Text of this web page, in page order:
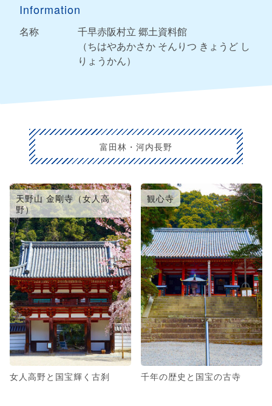
Information
名称
千早赤阪村立 郷土資料館
（ちはやあかさか そんりつ きょうど し
りょうかん）
富田林・河内長野
天野山 金剛寺（女人高
野）
女人高野と国宝輝く古刹
観心寺
千年の歴史と国宝の古寺